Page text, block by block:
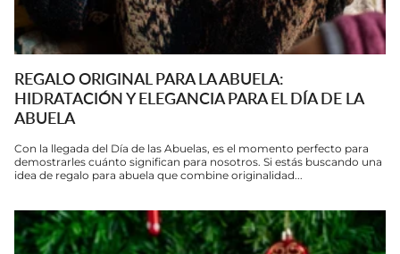
REGALO ORIGINAL PARA LA ABUELA:
HIDRATACIÓN Y ELEGANCIA PARA EL DÍA DE LA
ABUELA
Con la llegada del Día de las Abuelas, es el momento perfecto para
demostrarles cuánto significan para nosotros. Si estás buscando una
idea de regalo para abuela que combine originalidad...